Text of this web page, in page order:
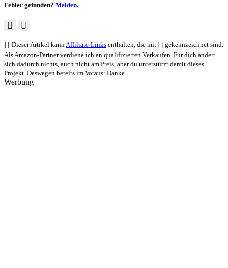
Fehler gefunden? Melden.
Dieser Artikel kannAffiliate-Links enthalten, die mit
gekennzeichnet sind.
Als Amazon-Partner verdiene ich an qualifizierten Verkäufen. Für dich ändert
sich dadurch nichts, auch nicht am Preis, aber du unterstützt damit dieses
Projekt. Deswegen bereits im Voraus: Danke.
Werbung